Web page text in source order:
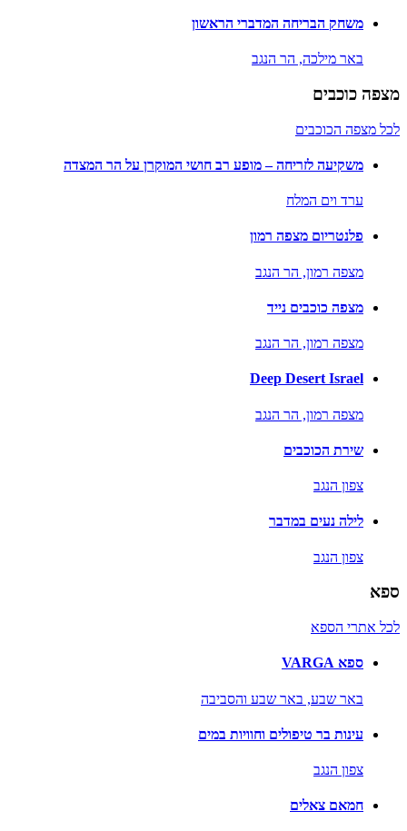
משחק הבריחה המדברי הראשון
באר מילכה, הר הנגב
מצפה כוכבים
לכל מצפה הכוכבים
משקיעה לזריחה – מופע רב חושי המוקרן על הר המצדה
ערד וים המלח
פלנטריום מצפה רמון
מצפה רמון, הר הנגב
מצפה כוכבים נייד
מצפה רמון, הר הנגב
Deep Desert Israel
מצפה רמון, הר הנגב
שירת הכוכבים
צפון הנגב
לילה נעים במדבר
צפון הנגב
ספא
לכל אתרי הספא
ספא VARGA
באר שבע, באר שבע והסביבה
עינות בר טיפולים וחוויות במים
צפון הנגב
חמאם צאלים